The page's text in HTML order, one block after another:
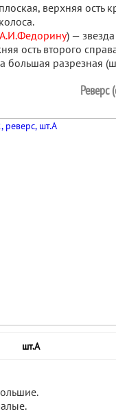
верхняя ость
) —
ость второго
большая разрезная
Реверс
шт.A